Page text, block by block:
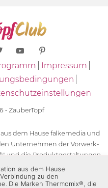
Impressum
- ZauberTopf
dem Hause falkemedia und
Unternehmen der Vorwerk-
und die Produktgestaltungen
Marken der Unternehmen
die Zeichen TM5®,
aus dem Hause
zu den
Die Marken Thermomix®, die